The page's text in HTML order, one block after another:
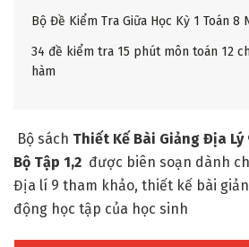
Bộ Đề Kiểm Tra Giữa Học Kỳ 1 Toán 8
34 đề kiểm tra 15 phút môn toán 12
hàm
Bộ sách Thiết Kế Bài Giảng Địa Lý
Bộ Tập 1,2 được biên soạn dành
Địa lí 9 tham khảo, thiết kế bài
động học tập của học sinh